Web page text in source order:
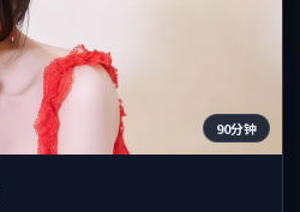
90分钟